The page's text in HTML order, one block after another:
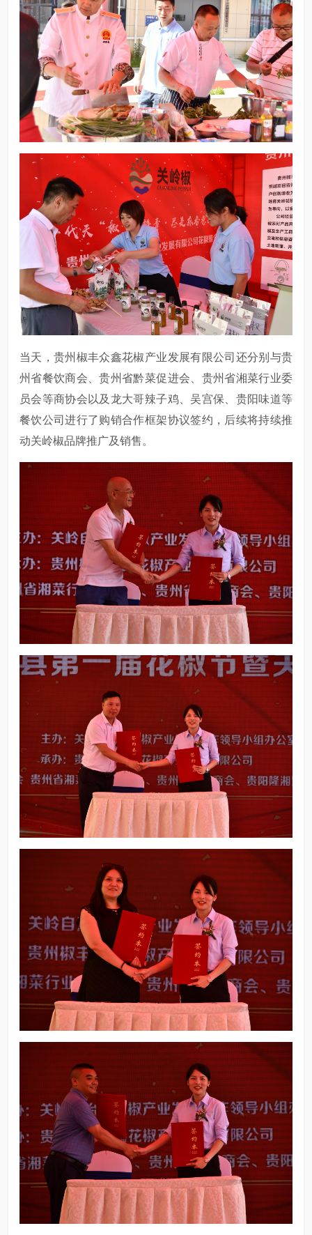
当天，贵州椒丰众鑫花椒产业发展有限公司还分别与贵
州省餐饮商会、贵州省黔菜促进会、贵州省湘菜行业委
员会等商协会以及龙大哥辣子鸡、吴宫保、贵阳味道等
餐饮公司进行了购销合作框架协议签约，后续将持续推
动关岭椒品牌推广及销售。